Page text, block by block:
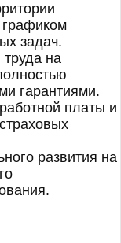
задач.
на
гарантиями.
платы и
развития на